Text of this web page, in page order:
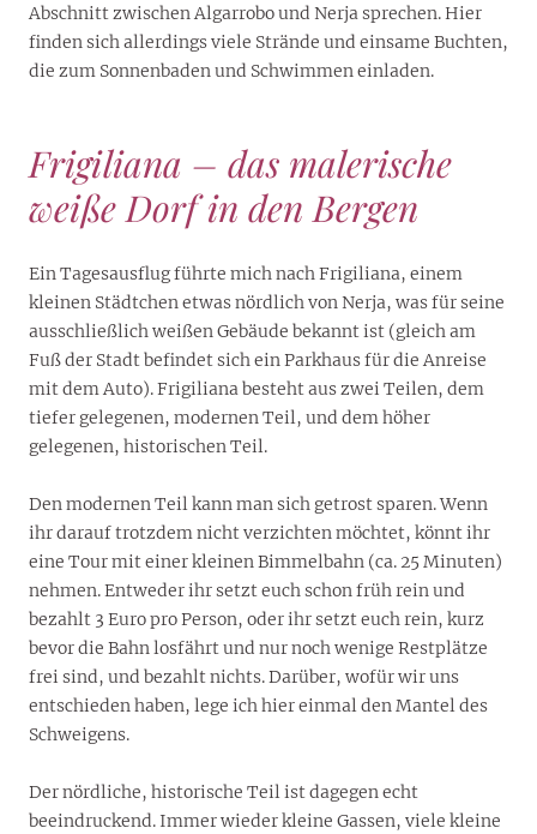
Abschnitt zwischen Algarrobo und Nerja sprechen. Hier
finden sich allerdings viele Strände und einsame Buchten,
die zum Sonnenbaden und Schwimmen einladen.
Frigiliana – das malerische
weiße Dorf in den Bergen
Ein Tagesausflug führte mich nach Frigiliana, einem
kleinen Städtchen etwas nördlich von Nerja, was für seine
ausschließlich weißen Gebäude bekannt ist (gleich am
Fuß der Stadt befindet sich ein Parkhaus für die Anreise
mit dem Auto). Frigiliana besteht aus zwei Teilen, dem
tiefer gelegenen, modernen Teil, und dem höher
gelegenen, historischen Teil.
Den modernen Teil kann man sich getrost sparen. Wenn
ihr darauf trotzdem nicht verzichten möchtet, könnt ihr
eine Tour mit einer kleinen Bimmelbahn (ca. 25 Minuten)
nehmen. Entweder ihr setzt euch schon früh rein und
bezahlt 3 Euro pro Person, oder ihr setzt euch rein, kurz
bevor die Bahn losfährt und nur noch wenige Restplätze
frei sind, und bezahlt nichts. Darüber, wofür wir uns
entschieden haben, lege ich hier einmal den Mantel des
Schweigens.
Der nördliche, historische Teil ist dagegen echt
beeindruckend. Immer wieder kleine Gassen, viele kleine